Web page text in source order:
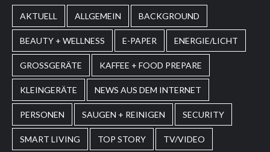
AKTUELL ALLGEMEIN BACKGROUND
BEAUTY + WELLNESS E-PAPER ENERGIE/LICHT
GROSSGERÄTE KAFFEE + FOOD PREPARE
KLEINGERÄTE NEWS AUS DEM INTERNET
PERSONEN SAUGEN + REINIGEN SECURITY
SMART LIVING TOP STORY TV/VIDEO